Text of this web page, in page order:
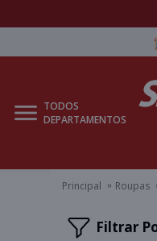
TODOS
DEPARTAMENTOS
Principal Roupas
Filtrar